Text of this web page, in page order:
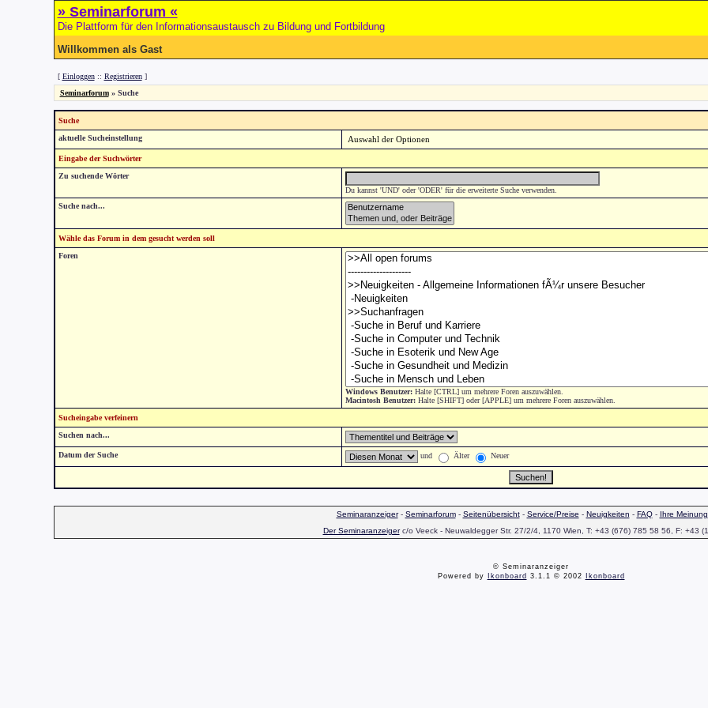
» Seminarforum «
Die Plattform für den Informationsaustausch zu Bildung und Fortbildung
Willkommen als Gast
[ Einloggen:: Registrieren]
Seminarforum» Suche
Suche
aktuelle Sucheinstellung
Eingabe der Suchwörter
Zu suchende Wörter
Du kannst 'UND' oder 'ODER' für die erweiterte Suche verwenden.
Suche nach...
Wähle das Forum in dem gesucht werden soll
Foren
Windows Benutzer:Halte [CTRL] um mehrere Foren auszuwählen.
Macintosh Benutzer:Halte [SHIFT] oder [APPLE] um mehrere Foren auszuwählen.
Sucheingabe verfeinern
Suchen nach...
Datum der Suche und Älter Neuer
Seminaranzeiger- Seminarforum- Seitenübersicht- Service/Preise - Neuigkeiten - FAQ- Ihre Meinung
Der Seminaranzeigerc/o Veeck - Neuwaldegger Str. 27/2/4, 1170 Wien, T: +43 (676) 785 58 56, F: +43
© Seminaranzeiger
Powered by
Ikonboard 3.1.1 © 2002 Ikonboard